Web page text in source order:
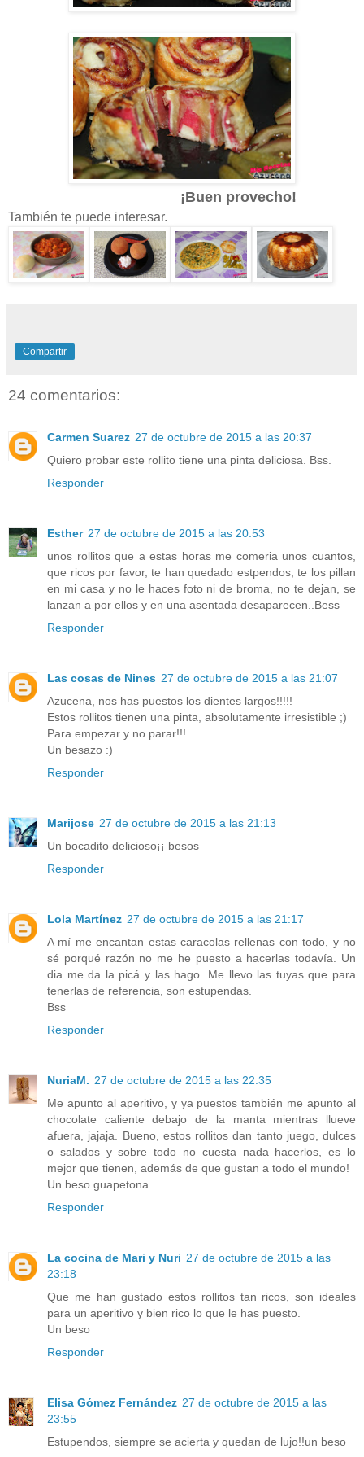
¡Buen provecho!
También te puede interesar.
Compartir
24 comentarios:
Carmen Suarez 27 de octubre de 2015 a las 20:37
Quiero probar este rollito tiene una pinta deliciosa. Bss.
Responder
Esther 27 de octubre de 2015 a las 20:53
unos rollitos que a estas horas me comeria unos cuantos,
que ricos por favor, te han quedado estpendos, te los pillan
en mi casa y no le haces foto ni de broma, no te dejan, se
lanzan a por ellos y en una asentada desaparecen..Bess
Responder
Las cosas de Nines 27 de octubre de 2015 a las 21:07
Azucena, nos has puestos los dientes largos!!!!!
Estos rollitos tienen una pinta, absolutamente irresistible ;)
Para empezar y no parar!!!
Un besazo :)
Responder
Marijose 27 de octubre de 2015 a las 21:13
Un bocadito delicioso¡¡ besos
Responder
Lola Martínez 27 de octubre de 2015 a las 21:17
A mí me encantan estas caracolas rellenas con todo, y no
sé porqué razón no me he puesto a hacerlas todavía. Un
dia me da la picá y las hago. Me llevo las tuyas que para
tenerlas de referencia, son estupendas.
Bss
Responder
NuriaM. 27 de octubre de 2015 a las 22:35
Me apunto al aperitivo, y ya puestos también me apunto al
chocolate caliente debajo de la manta mientras llueve
afuera, jajaja. Bueno, estos rollitos dan tanto juego, dulces
o salados y sobre todo no cuesta nada hacerlos, es lo
mejor que tienen, además de que gustan a todo el mundo!
Un beso guapetona
Responder
La cocina de Mari y Nuri 27 de octubre de 2015 a las
23:18
Que me han gustado estos rollitos tan ricos, son ideales
para un aperitivo y bien rico lo que le has puesto.
Un beso
Responder
Elisa Gómez Fernández 27 de octubre de 2015 a las
23:55
Estupendos, siempre se acierta y quedan de lujo!!un beso